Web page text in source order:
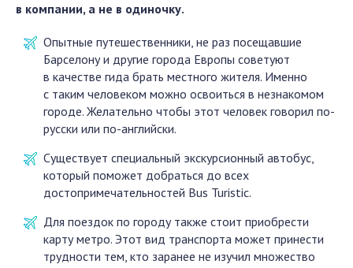
в компании, а не в одиночку.
Опытные путешественники, не раз посещавшие
Барселону и другие города Европы советуют
в качестве гида брать местного жителя. Именно
с таким человеком можно освоиться в незнакомом
городе. Желательно чтобы этот человек говорил по-
русски или по-английски.
Существует специальный экскурсионный автобус,
который поможет добраться до всех
достопримечательностей Bus Turistic.
Для поездок по городу также стоит приобрести
карту метро. Этот вид транспорта может принести
трудности тем, кто заранее не изучил множество